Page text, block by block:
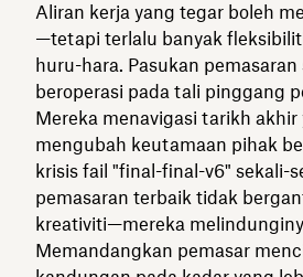
Aliran kerja yang tegar boleh
—tetapi terlalu banyak
huru-hara. Pasukan
beroperasi pada tali pinggang
Mereka menavigasi tarikh akhir
mengubah keutamaan pihak
krisis fail "final-final-v6" sekali-
pemasaran terbaik tidak
kreativiti—mereka
Memandangkan pemasar